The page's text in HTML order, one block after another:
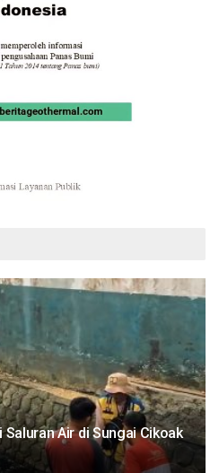
Saluran Air di Sungai Cikoak